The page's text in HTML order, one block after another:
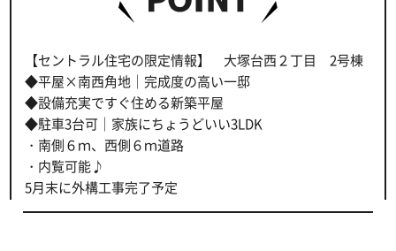
【セントラル住宅の限定情報】 大塚台西２丁目 2号棟
◆平屋×南西角地｜完成度の高い一邸
◆設備充実ですぐ住める新築平屋
◆駐車3台可｜家族にちょうどいい3LDK
・南側６ｍ、西側６ｍ道路
・内覧可能♪
5月末に外構工事完了予定